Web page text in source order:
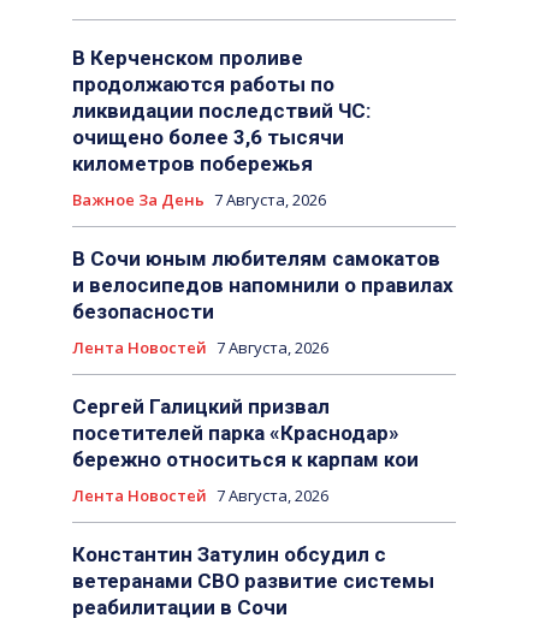
В Керченском проливе
продолжаются работы по
ликвидации последствий ЧС:
очищено более 3,6 тысячи
километров побережья
Важное За День 7 Августа, 2026
В Сочи юным любителям самокатов
и велосипедов напомнили о правилах
безопасности
Лента Новостей 7 Августа, 2026
Сергей Галицкий призвал
посетителей парка «Краснодар»
бережно относиться к карпам кои
Лента Новостей 7 Августа, 2026
Константин Затулин обсудил с
ветеранами СВО развитие системы
реабилитации в Сочи